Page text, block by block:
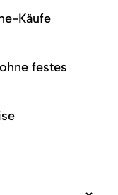
Käufe
festes